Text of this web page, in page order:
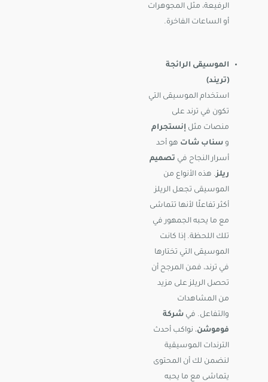
الرفيعة، مثل المجوهرات
أو الساعات الفاخرة.
الموسيقى الرائجة
(تريند)
استخدام الموسيقى التي
تكون في ترند على
منصات مثل إنستجرام
و سناب شات هو أحد
أسرار النجاح في تصميم
ريلز. هذه الأنواع من
الموسيقى تجعل الريلز
أكثر تفاعلًا لأنها تتماشى
مع ما يحبه الجمهور في
تلك اللحظة. إذا كانت
الموسيقى التي تختارها
في ترند، فمن المرجح أن
تحصل الريلز على مزيد
من المشاهدات
والتفاعل. في شركة
فوموشن، نواكب أحدث
الترندات الموسيقية
لنضمن لك أن المحتوى
يتماشى مع ما يحبه